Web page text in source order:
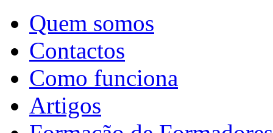
Quem somos
Contactos
Como funciona
Artigos